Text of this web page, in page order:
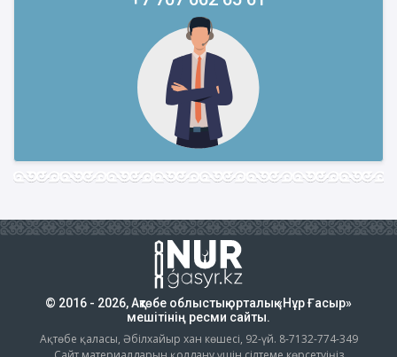
© 2016 - 2026, Ақтөбе облыстық орталық «Нұр Ғасыр»
мешітінің ресми сайты.
Ақтөбе қаласы, Әбілхайыр хан көшесі, 92-үй. 8-7132-774-349